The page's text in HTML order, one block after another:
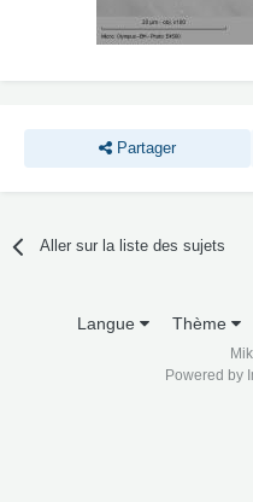
Partager
Aller sur la liste des sujets
Langue Thème
Powered by